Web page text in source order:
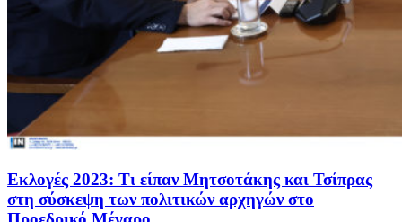
Εκλογές 2023: Τι είπαν Μητσοτάκης και Τσίπρας
στη σύσκεψη των πολιτικών αρχηγών στο